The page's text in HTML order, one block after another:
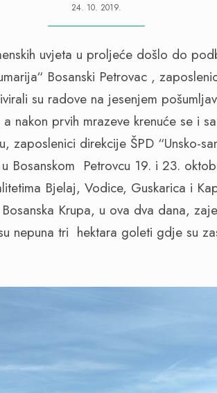
24. 10. 2019.
uvjeta u proljeće došlo do
Bosanski Petrovac ,
su radove na jesenjem
nakon prvih mrazeve krenuće se i
zaposlenici direkcije ŠPD “Unsko-
Bosanskom Petrovcu 19. i 23.
Bjelaj, Vodice, Guskarica i
Bosanska Krupa, u ova dva dana,
nepuna tri hektara goleti gdje su